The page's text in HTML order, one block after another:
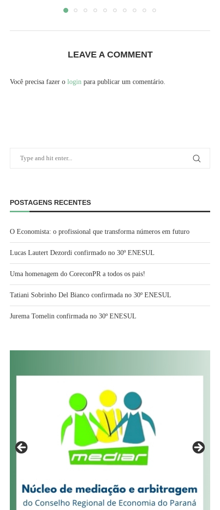
LEAVE A COMMENT
Você precisa fazer o login para publicar um comentário.
POSTAGENS RECENTES
O Economista: o profissional que transforma números em futuro
Lucas Lautert Dezordi confirmado no 30º ENESUL
Uma homenagem do CoreconPR a todos os pais!
Tatiani Sobrinho Del Bianco confirmada no 30º ENESUL
Jurema Tomelin confirmada no 30º ENESUL